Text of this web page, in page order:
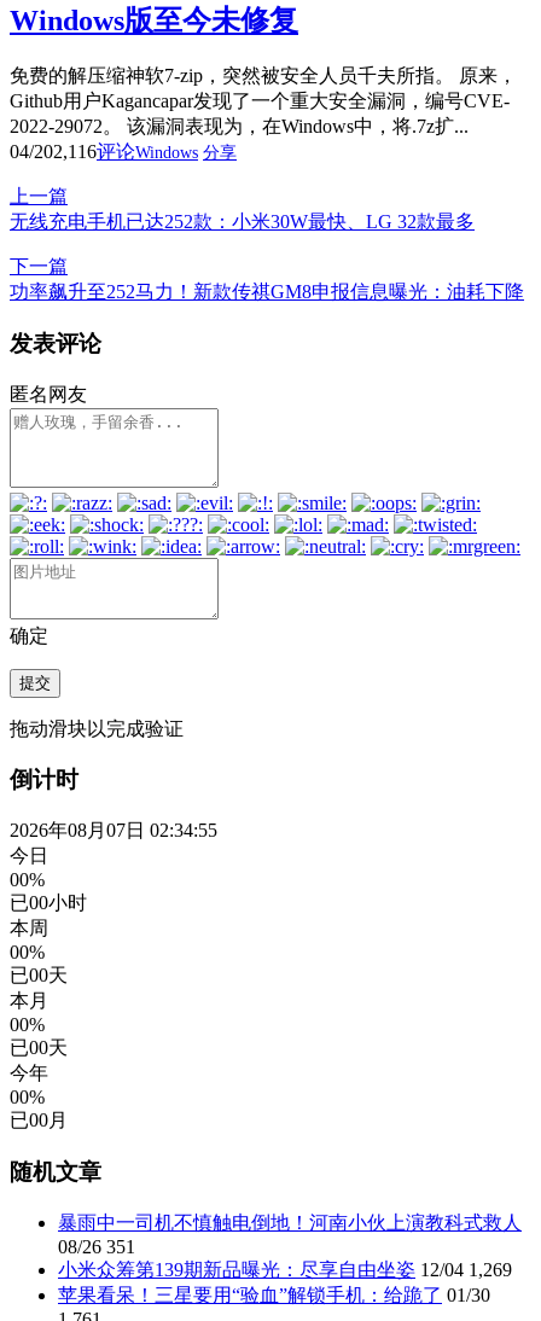
Windows版至今未修复
免费的解压缩神软7-zip，突然被安全人员千夫所指。 原来，
Github用户Kagancapar发现了一个重大安全漏洞，编号CVE-
2022-29072。 该漏洞表现为，在Windows中，将.7z扩...
04/202,116评论Windows 分享
上一篇
无线充电手机已达252款：小米30W最快、LG 32款最多
下一篇
功率飙升至252马力！新款传祺GM8申报信息曝光：油耗下降
发表评论
匿名网友
确定
提交
拖动滑块以完成验证
倒计时
2026年08月07日 02:34:56
今日
00%
已00小时
本周
00%
已00天
本月
00%
已00天
今年
00%
已00月
随机文章
暴雨中一司机不慎触电倒地！河南小伙上演教科式救人
08/26 351
小米众筹第139期新品曝光：尽享自由坐姿 12/04 1,269
苹果看呆！三星要用“验血”解锁手机：给跪了 01/30